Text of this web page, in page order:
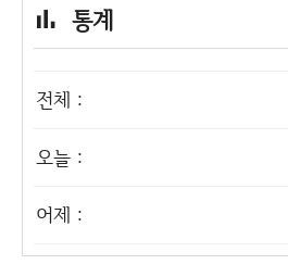
통계
전체 :
오늘 :
어제 :